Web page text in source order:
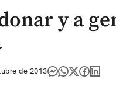
y a
de 2013